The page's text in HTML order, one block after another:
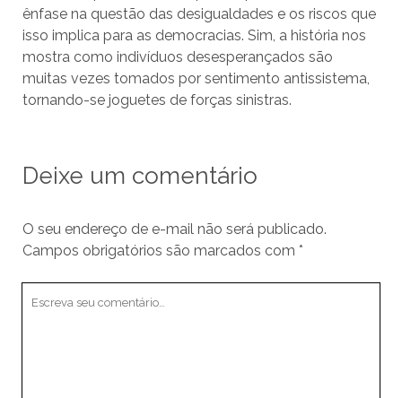
ênfase na questão das desigualdades e os riscos que
isso implica para as democracias. Sim, a história nos
mostra como indivíduos desesperançados são
muitas vezes tomados por sentimento antissistema,
tornando-se joguetes de forças sinistras.
Deixe um comentário
O seu endereço de e-mail não será publicado.
Campos obrigatórios são marcados com *